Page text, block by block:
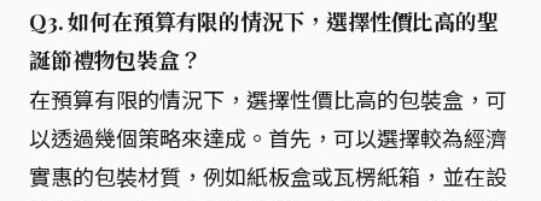
Q3. 如何在預算有限的情況下，選擇性價比高的聖
誕節禮物包裝盒？
在預算有限的情況下，選擇性價比高的包裝盒，可
以透過幾個策略來達成。首先，可以選擇較為經濟
實惠的包裝材質，例如紙板盒或瓦楞紙箱，並在設